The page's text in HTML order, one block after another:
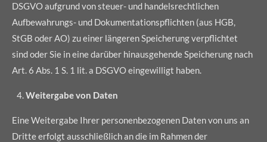
DSGVO aufgrund von steuer- und handelsrechtlichen
Aufbewahrungs- und Dokumentationspflichten (aus HGB,
StGB oder AO) zu einer längeren Speicherung verpflichtet
sind oder Sie in eine darüber hinausgehende Speicherung nach
Art. 6 Abs. 1 S. 1 lit. a DSGVO eingewilligt haben.
Weitergabe von Daten
Eine Weitergabe Ihrer personenbezogenen Daten von uns an
Dritte erfolgt ausschließlich an die im Rahmen der